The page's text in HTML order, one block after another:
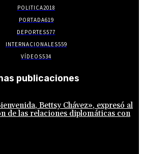
POLITICA2018
PORTADA619
DEPORTES577
INTERNACIONALES559
VÍDEOS534
publicaciones
Bettsy Chávez», expresó al
de las relaciones diplomáticas con